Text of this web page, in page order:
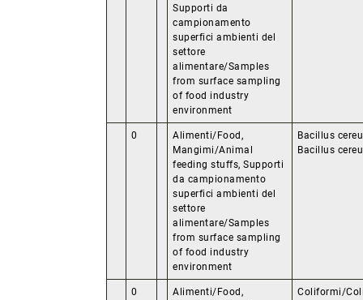
Supporti da
campionamento
superfici ambienti del
settore
alimentare/Samples
from surface sampling
of food industry
environment
0
Alimenti/Food,
Mangimi/Animal
feeding stuffs, Supporti
da campionamento
superfici ambienti del
settore
alimentare/Samples
from surface sampling
of food industry
environment
Bacillus
Bacillus
0
Alimenti/Food,
Coliformi/